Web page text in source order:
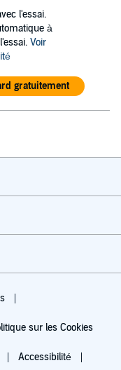
l'essai.
à
Voir
gratuitement
sur les Cookies
Accessibilité